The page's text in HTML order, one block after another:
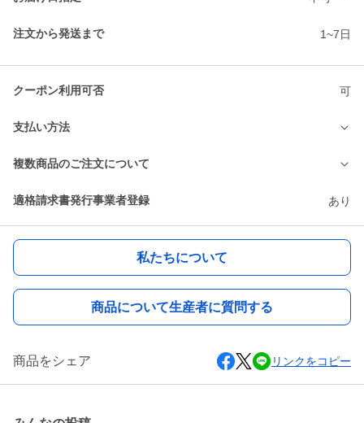
注文から発送まで 1~7日
クーポン利用可否 可
支払い方法
複数商品のご注文について
適格請求書発行事業者登録 あり
私たちについて
商品について生産者に質問する
商品をシェア リンクをコピー